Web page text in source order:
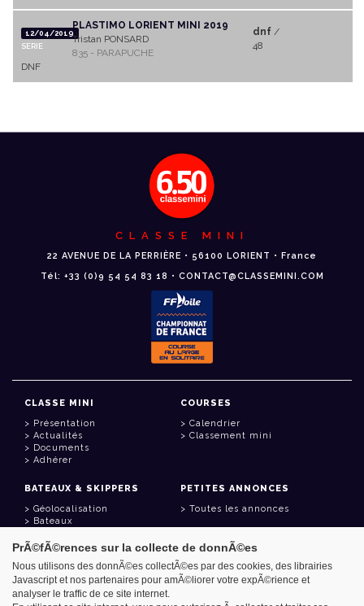
12/04/2019
SERIE
PLASTIMO LORIENT MINI 2019
Tristan PONSARD
835 - PARAPUCHE
dnf/
48
DNF
CLASSE MINI
22 AVENUE DE LA PERRIÈRE • 56100 LORIENT • France
Tél: +33 (0)9 54 54 83 18 • CONTACT@CLASSEMINI.COM
CLASSE MINI
Présentation
Actualités
Documents
Adhérer
COURSES
Calendrier
Classement mini
BATEAUX & SKIPPERS
Géolocalisation
Bateaux
PETITES ANNONCES
Toutes les annonces
LIENS UTILES
Espace adhérent
Contact
PrÃ©fÃ©rences sur la collecte de donnÃ©es
Nous utilisons des donnÃ©es collectÃ©es par des cookies, des librairies
Javascript et nos partenaires pour amÃ©liorer votre expÃ©rience et
analyser le traffic de ce site internet.